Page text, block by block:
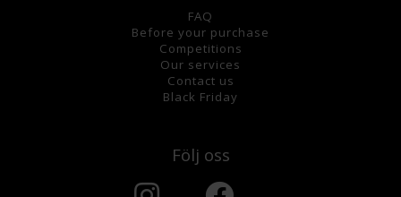
FAQ
Before your purchase
Competitions
Our services
Contact us
Black Friday
Följ oss